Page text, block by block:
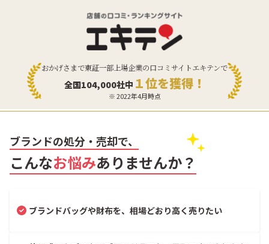
おかげさまで東証一部上場企業の口コミサイトエキテンで
全国104,000社中 １位を獲得！
※ 2022年4月時点
ブランドの処分・売却で、
こんなお悩みありませんか？
ブランドバッグや財布を、相場どおり高く売りたい